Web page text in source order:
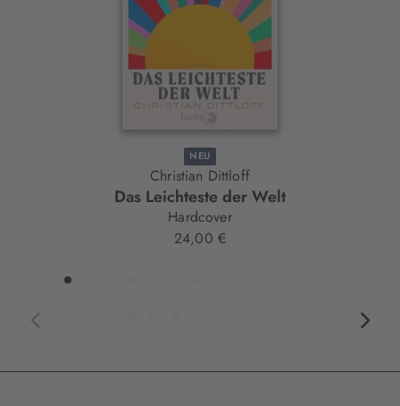
NEU
Christian Dittloff
Das Leichteste der Welt
Hardcover
24,00 €